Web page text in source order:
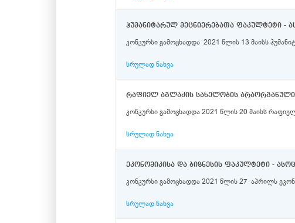
ჰუმანიტარულ მეცნიერებათა ფაკულტეტი -
კონკურსი გამოცხადდა 2021 წლის 13 მაისს
სრულად ნახვა
კონკურსი გამოცხადდა 2021 წლის 20 მაისს
სრულად ნახვა
ეკონომიკისა და ბიზნესის ფაკულტეტი -
კონკურსი გამოცხადდა 2021 წლის 27 აპრილს
სრულად ნახვა